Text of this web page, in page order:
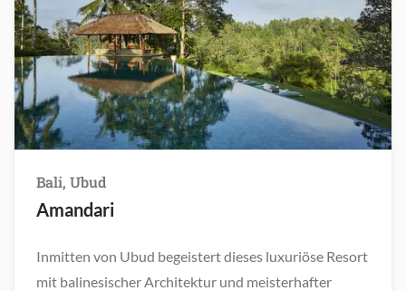
Bali, Ubud
Amandari
Inmitten von Ubud begeistert dieses luxuriöse Resort
mit balinesischer Architektur und meisterhafter